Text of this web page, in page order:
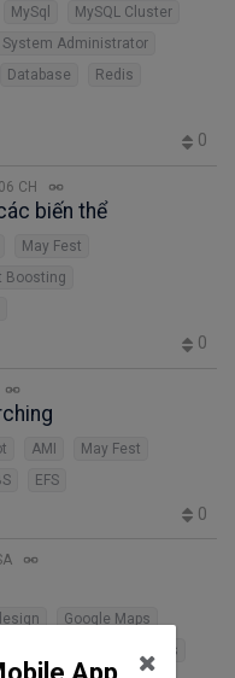
MySql
MySQL Cluster
System Administrator
Database
Redis
0
CH
biến thể
May Fest
Boosting
0
AMI
May Fest
EFS
0
Google Maps
nextjs